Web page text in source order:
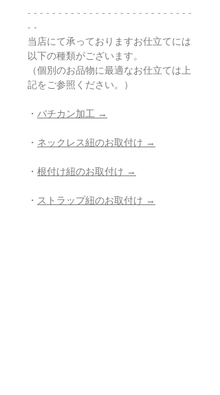
- - - - - - - - - - - - - - - - - - - - - - - - - - -
- -
当店にて承っておりますお仕立てには
以下の種類がございます。
（個別のお品物に最適なお仕立ては上
記をご参照ください。）
・ バチカン加工 →
・ ネックレス紐のお取付け →
・ 根付け紐のお取付け →
・ ストラップ紐のお取付け →